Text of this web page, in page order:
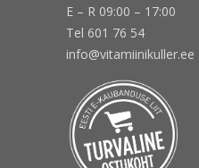
E – R 09:00 – 17:00
Tel 601 76 54
info@vitamiinikuller.ee